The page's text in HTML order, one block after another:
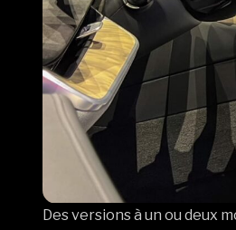
Des versions à un ou deux